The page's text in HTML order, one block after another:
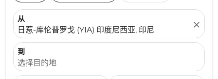
从
日惹-库伦普罗戈 (YIA) 印度尼西亚, 印尼
close
到
选择目的地